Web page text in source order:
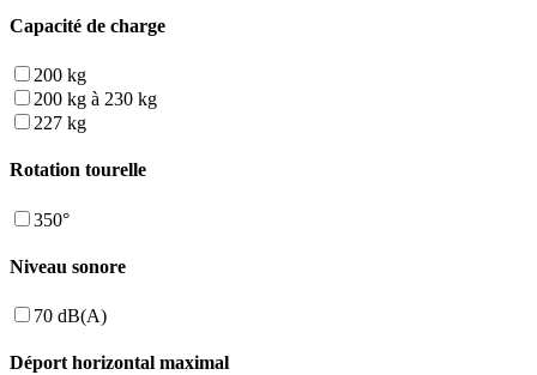
Capacité de charge
200 kg
200 kg à 230 kg
227 kg
Rotation tourelle
350°
Niveau sonore
70 dB(A)
Déport horizontal maximal